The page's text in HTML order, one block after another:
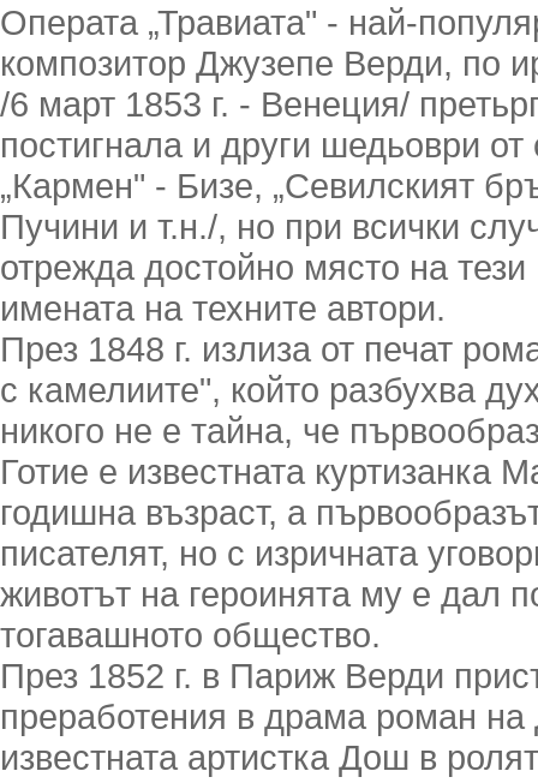
Операта „Травиата" - най-
композитор Джузепе Верди, по
/6 март 1853 г. - Венеция/
постигнала и други шедьоври
„Кармен" - Бизе, „Севилският
Пучини и т.н./, но при всички
отрежда достойно място на
имената на техните автори.
През 1848 г. излиза от печат
с камелиите", който разбухва
никого не е тайна, че
Готие е известната
годишна възраст, а
писателят, но с изричната
животът на героинята му е дал
тогавашното общество.
През 1852 г. в Париж Верди
преработения в драма роман
известната артистка Дош в